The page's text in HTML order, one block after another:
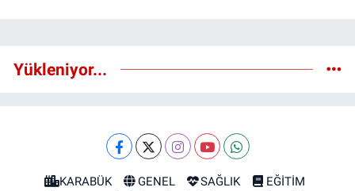
Yükleniyor...
KARABÜK GENEL SAĞLIK
EĞİTİM